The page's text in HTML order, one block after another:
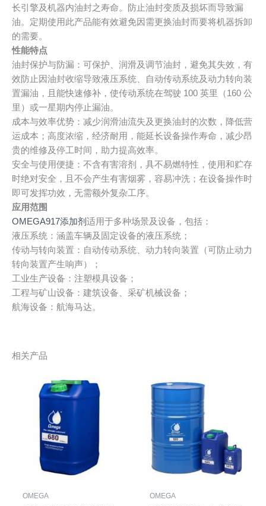
长引擎及机器内油封之寿命。防止油封变质及损坏而导致漏
油。定期使用此产品能有效避免因需更换油封而要将机器拆卸
的需要。
性能特点
油封保护与防漏：可保护、润滑及调节油封，避免其失效，有
效防止因油封收缩导致液压系统、自动传动系统及动力转向装
置漏油，且能快速修补，使传动系统在驾驶 100 英里（160 公
里）或一星期内停止漏油。
成本与效率优势：减少润滑油流失及更换油封的次数，降低营
运成本；高度浓缩，经济耐用，能延长设备操作寿命，减少昂
贵的维修及停工时间，助力提高效率。
安全与使用便捷：不含有害溶剂，具不易燃特性，使用和贮存
时绝对安全，且不会产生有害烟雾，容易冲洗；在设备操作时
即可发挥功效，无需额外复杂工序。
应用范围
OMEGA917添加剂适用于多种场景及设备，包括：
液压系统：涵盖车辆及固定设备的液压系统；
传动与转向装置：自动传动系统、动力转向装置（可防止动力
转向装置产生响声）；
工业生产设备：注塑模具设备；
工程与矿山设备：建筑设备、采矿机械设备；
航海设备：航海马达。
相关产品
OMEGA OMEGA